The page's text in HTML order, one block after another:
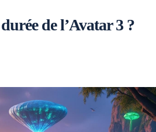
de l’Avatar 3 ?